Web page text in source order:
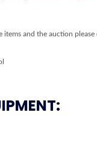
and the auction please